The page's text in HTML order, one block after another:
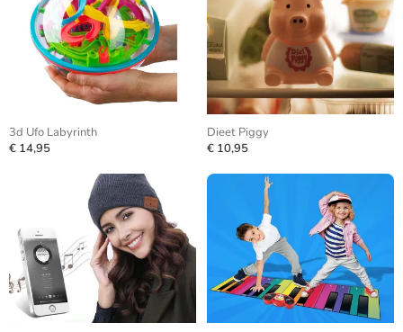
3d Ufo Labyrinth
€ 14,95
Dieet Piggy
€ 10,95